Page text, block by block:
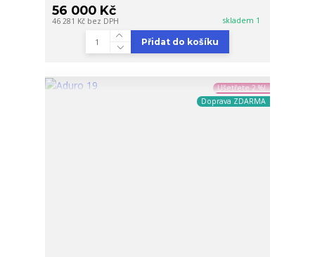
56 000 Kč
46 281 Kč bez DPH skladem 1
Přidat do košíku
Ušetřete 2 %!
Doprava ZDARMA